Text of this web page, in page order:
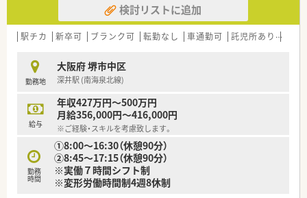
検討リストに追加
駅チカ 新卒可 ブランク可 転勤なし 車通勤可 託児所あり
勤務地
大阪府 堺市中区
深井駅 (南海泉北線)
給与
年収427万円～500万円
月給356,000円～416,000円
※ご経験・スキルを考慮致します。
勤務
時間
①8:00～16:30（休憩90分）
②8:45～17:15（休憩90分）
※実働７時間シフト制
※変形労働時間制4週8休制